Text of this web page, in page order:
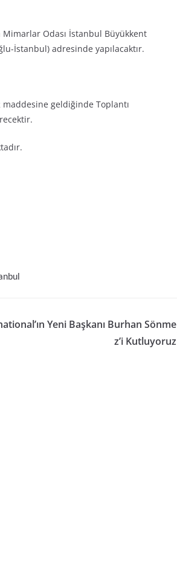
Mimarlar Odası İstanbul Büyükkent
İstanbul) adresinde yapılacaktır.
maddesine geldiğinde Toplantı
Yeni Başkanı Burhan Sönme
z’i Kutluyoruz